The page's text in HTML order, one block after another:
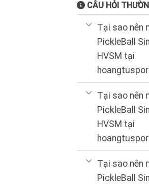
CÂU HỎI
Tại sao nên
PickleBall
HVSM tại
Tại sao nên
PickleBall
HVSM tại
Tại sao nên
PickleBall